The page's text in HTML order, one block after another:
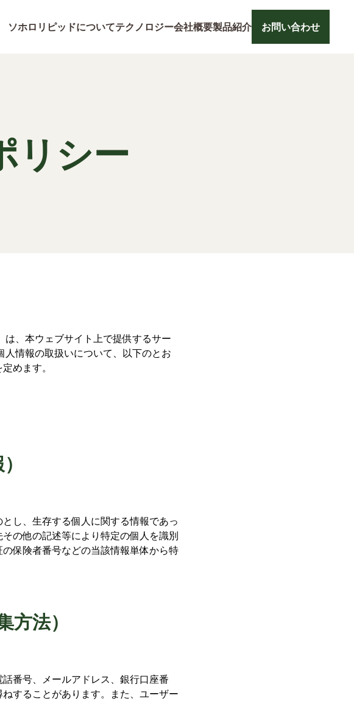
ソホロリピッドについてテクノロジー会社概要製品紹介 お問い合わせ
リシー
、本ウェブサイト上で提供するサー
情報の取扱いについて、以下のとお
めます。
し、生存する個人に関する情報であっ
の他の記述等により特定の個人を識別
保険者番号などの当該情報単体から特
法）
番号、メールアドレス、銀行口座番
することがあります。また、ユーザー